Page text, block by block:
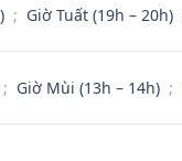
; Giờ Tuất (19h – 20h)
; Giờ Mùi (13h – 14h) ;